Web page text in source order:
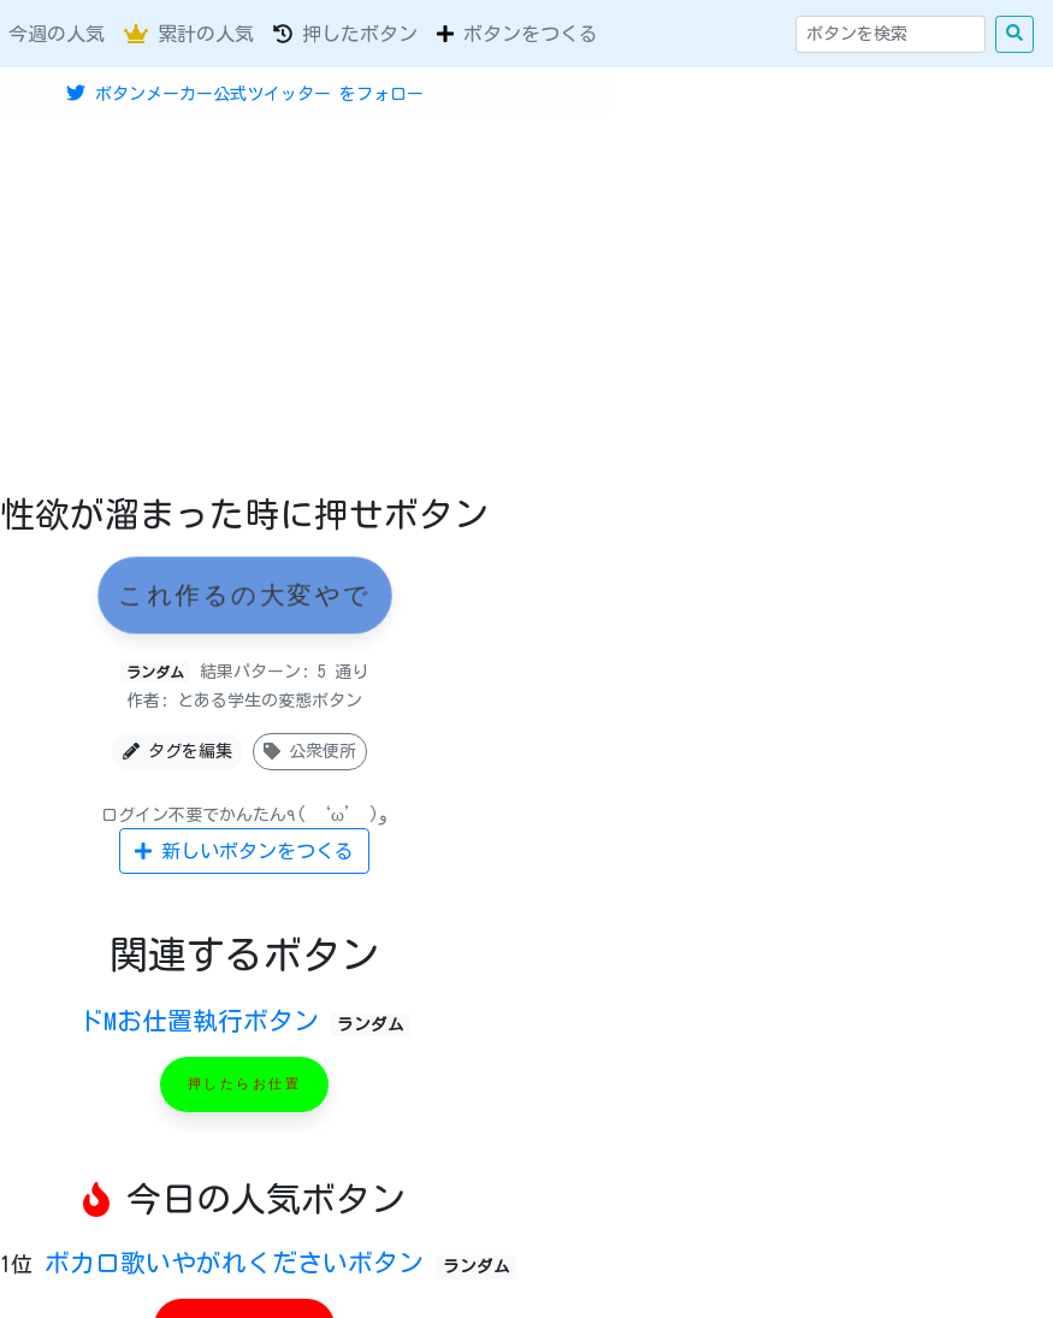
今週の人気 累計の人気 押したボタン ボタンをつくる
ボタンメーカー公式ツイッター をフォロー
性欲が溜まった時に押せボタン
これ作るの大変やで
ランダム
結果パターン: 5 通り
作者: とある学生の変態ボタン
タグを編集 公衆便所
ログイン不要でかんたん٩( ‘ω’ )و
新しいボタンをつくる
関連するボタン
ドMお仕置執行ボタン ランダム
押したらお仕置
今日の人気ボタン
1位 ボカロ歌いやがれくださいボタン ランダム